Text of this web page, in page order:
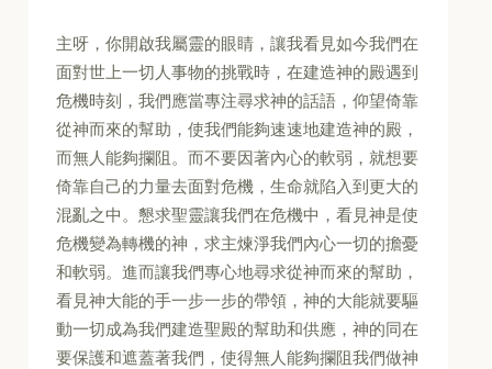
主呀，你開啟我屬靈的眼睛，讓我看見如今我們在
面對世上一切人事物的挑戰時，在建造神的殿遇到
危機時刻，我們應當專注尋求神的話語，仰望倚靠
從神而來的幫助，使我們能夠速速地建造神的殿，
而無人能夠攔阻。而不要因著內心的軟弱，就想要
倚靠自己的力量去面對危機，生命就陷入到更大的
混亂之中。懇求聖靈讓我們在危機中，看見神是使
危機變為轉機的神，求主煉淨我們內心一切的擔憂
和軟弱。進而讓我們專心地尋求從神而來的幫助，
看見神大能的手一步一步的帶領，神的大能就要驅
動一切成為我們建造聖殿的幫助和供應，神的同在
要保護和遮蓋著我們，使得無人能夠攔阻我們做神